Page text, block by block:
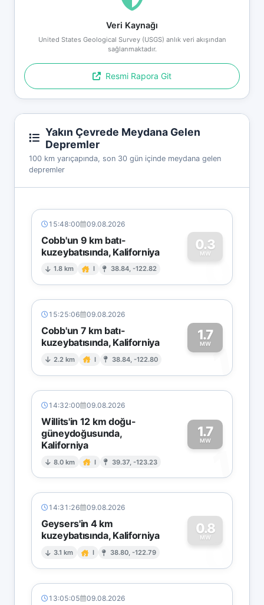
Veri Kaynağı
United States Geological Survey (USGS) anlık veri akışından
sağlanmaktadır.
Resmi Rapora Git
Yakın Çevrede Meydana Gelen
Depremler
100 km yarıçapında, son 30 gün içinde meydana gelen
depremler
15:48:00 09.08.2026
Cobb'un 9 km batı-
kuzeybatısında, Kaliforniya
1.8 km I 38.84, -122.82
0.3
MW
0
15:25:06 09.08.2026
Cobb'un 7 km batı-
kuzeybatısında, Kaliforniya
2.2 km I 38.84, -122.80
1.7
MW1
14:32:00 09.08.2026
Willits'in 12 km doğu-
güneydoğusunda,
Kaliforniya
8.0 km I 39.37, -123.23
1.7
MW
1
14:31:26 09.08.2026
Geysers'in 4 km
kuzeybatısında, Kaliforniya
3.1 km I 38.80, -122.79
0.8
MW
0
13:05:05 09.08.2026